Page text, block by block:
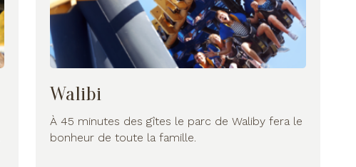
Walibi
À 45 minutes des gîtes le parc de Waliby fera le
bonheur de toute la famille.